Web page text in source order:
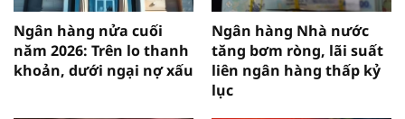
Ngân hàng nửa cuối
năm 2026: Trên lo thanh
khoản, dưới ngại nợ xấu
Ngân hàng Nhà nước
tăng bơm ròng, lãi suất
liên ngân hàng thấp kỷ
lục